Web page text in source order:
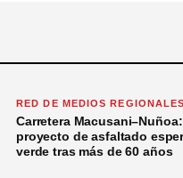
RED DE MEDIOS REGIONALES
Carretera Macusani–Nuñoa:
proyecto de asfaltado
verde tras más de 60 años